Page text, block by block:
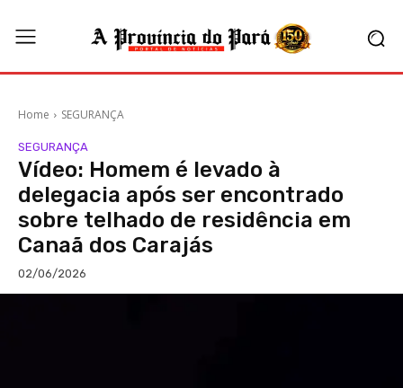
Home SEGURANÇA
SEGURANÇA
Vídeo: Homem é levado à
delegacia após ser encontrado
sobre telhado de residência em
Canaã dos Carajás
02/06/2026